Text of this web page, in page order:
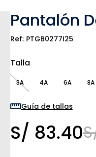
Pantalón
PTGB0277I25
Talla
3A 4A 6A 8A
Guía de tallas
S/ 83.40